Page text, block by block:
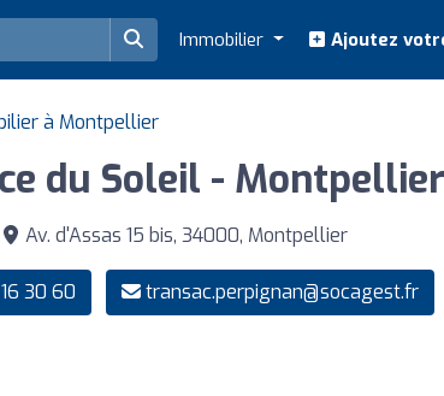
Immobilier Ajoutez
à Montpellier
du Soleil - Montpellier
Av. d'Assas 15 bis, 34000, Montpellier
30 60 transac.perpignan@socagest.fr